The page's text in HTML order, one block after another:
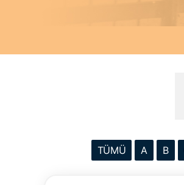
TÜMÜ A B